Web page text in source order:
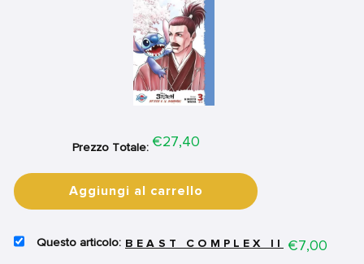
Prezzo Totale: Price
€27,40
Aggiungi al carrello
SELECT
BEAST COMPLEX II Price
€7,00